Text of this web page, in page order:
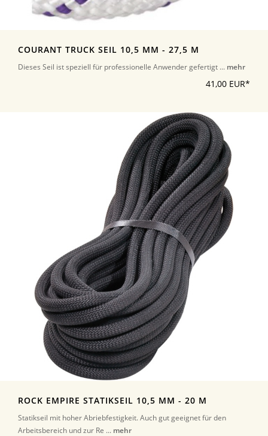
COURANT TRUCK SEIL 10,5 MM - 27,5 M
Dieses Seil ist speziell für professionelle Anwender gefertigt ... mehr
41,00 EUR*
ROCK EMPIRE STATIKSEIL 10,5 MM - 20 M
Statikseil mit hoher Abriebfestigkeit. Auch gut geeignet für den
Arbeitsbereich und zur Re ... mehr